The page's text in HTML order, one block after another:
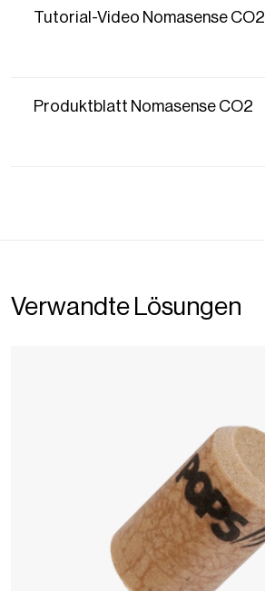
Tutorial-Video Nomasense CO2
Produktblatt Nomasense CO2
Verwandte Lösungen